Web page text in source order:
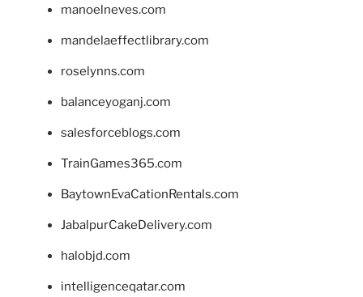
manoelneves.com
mandelaeffectlibrary.com
roselynns.com
balanceyoganj.com
salesforceblogs.com
TrainGames365.com
BaytownEvaCationRentals.com
JabalpurCakeDelivery.com
halobjd.com
intelligenceqatar.com